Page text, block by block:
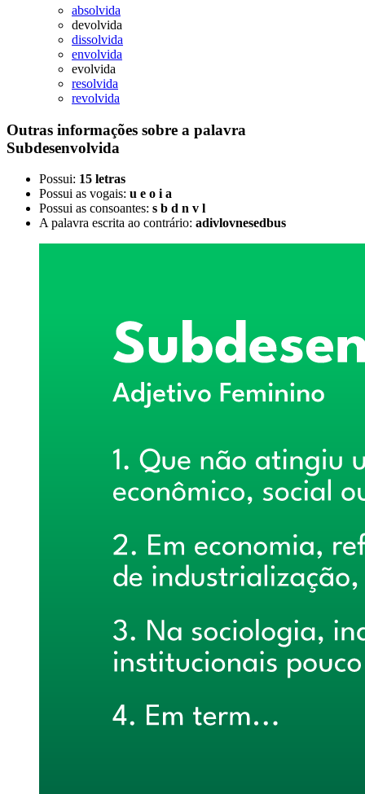
absolvida
devolvida
dissolvida
envolvida
evolvida
resolvida
revolvida
Outras informações sobre a palavra
Subdesenvolvida
Possui: 15 letras
Possui as vogais: u e o i a
Possui as consoantes: s b d n v l
A palavra escrita ao contrário: adivlovnesedbus